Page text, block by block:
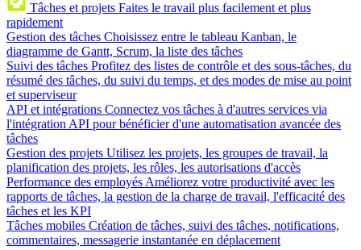
Tâches et projets Faites le travail plus facilement et plus
rapidement
Gestion des tâches Choisissez entre le tableau Kanban, le
diagramme de Gantt, Scrum, la liste des tâches
Suivi des tâches Profitez des listes de contrôle et des sous-tâches, du
résumé des tâches, du suivi du temps, et des modes de mise au point
et superviseur
API et intégrations Connectez vos tâches à d'autres services via
l'intégration API pour bénéficier d'une automatisation avancée des
tâches
Gestion des projets Utilisez les projets, les groupes de travail, la
planification des projets, les rôles, les autorisations d'accès
Performance des employés Améliorez votre productivité avec les
rapports de tâches, la gestion de la charge de travail, l'efficacité des
tâches et les KPI
Tâches mobiles Création de tâches, suivi des tâches, notifications,
commentaires, messagerie instantanée en déplacement